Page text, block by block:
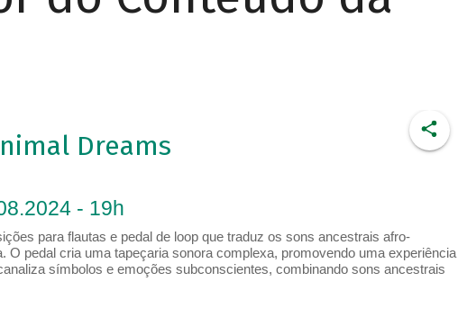
Dreams
- 19h
para flautas e pedal de loop que traduz os sons ancestrais afro-
O pedal cria uma tapeçaria sonora complexa, promovendo uma experiência
símbolos e emoções subconscientes, combinando sons ancestrais